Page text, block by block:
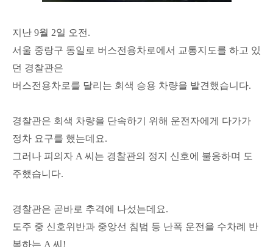
지난 9월 2일 오전.
서울 중랑구 동일로 버스전용차로에서 교통지도를 하고 있
던 경찰관은
버스전용차로를 달리는 회색 승용 차량을 발견했습니다.
경찰관은 회색 차량을 단속하기 위해 운전자에게 다가가
정차 요구를 했는데요.
그러나 피의자 A 씨는 경찰관의 정지 신호에 불응하며 도
주했습니다.
경찰관은 곧바로 추격에 나섰는데요.
도주 중 신호위반과 중앙선 침범 등 난폭 운전을 수차례 반
복하는 A 씨!